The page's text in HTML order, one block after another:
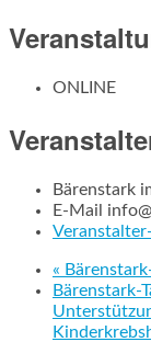
ONLINE
Bärenstark
E-Mail
«
Bärenstark-